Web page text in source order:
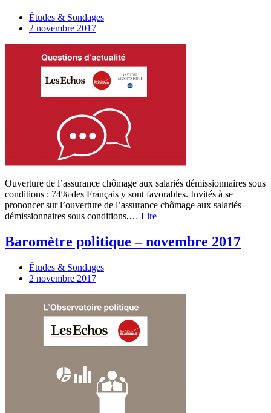
Études & Sondages
2 novembre 2017
Ouverture de l’assurance chômage aux salariés démissionnaires sous
conditions : 74% des Français y sont favorables. Invités à se
prononcer sur l’ouverture de l’assurance chômage aux salariés
démissionnaires sous conditions,… Lire
Baromètre politique – novembre 2017
Études & Sondages
2 novembre 2017